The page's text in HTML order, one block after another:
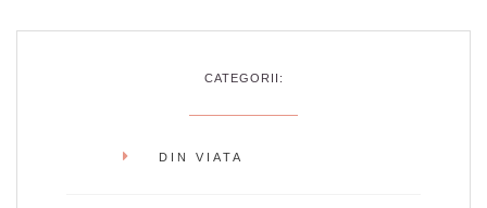
CATEGORII:
DIN VIATA